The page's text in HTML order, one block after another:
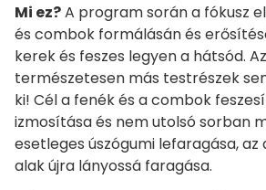
Mi ez?A program során a fókusz
és combok formálásán és
kerek és feszes legyen a hátsód.
természetesen más testrészek
ki! Cél a fenék és a combok
izmosítása és nem utolsó sorban
esetleges úszógumi lefaragása, az
alak újra lányossá faragása.